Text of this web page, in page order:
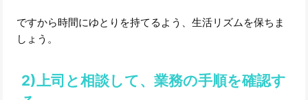
ですから時間にゆとりを持てるよう、生活リズムを保ちま
しょう。
2)上司と相談して、業務の手順を確認す